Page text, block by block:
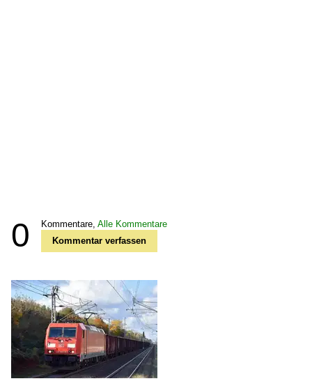
0 Kommentare, Alle Kommentare
Kommentar verfassen